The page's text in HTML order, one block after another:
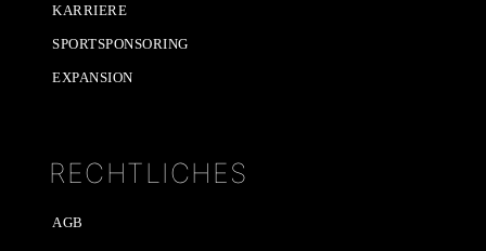
KARRIERE
SPORTSPONSORING
EXPANSION
RECHTLICHES
AGB